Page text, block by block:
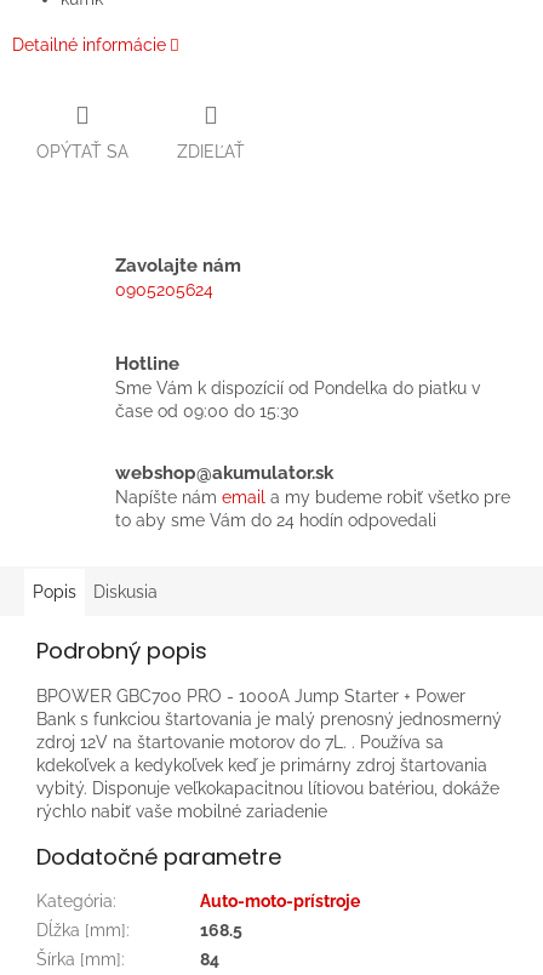
Detailné informácie
OPÝTAŤ SA ZDIEĽAŤ
Zavolajte nám
0905205624
Hotline
Sme Vám k dispozícií od Pondelka do piatku v
čase od 09:00 do 15:30
webshop@akumulator.sk
Napíšte nám email a my budeme robiť všetko pre
to aby sme Vám do 24 hodín odpovedali
Popis Diskusia
Podrobný popis
BPOWER GBC700 PRO - 1000A Jump Starter + Power
Bank s funkciou štartovania je malý prenosný jednosmerný
zdroj 12V na štartovanie motorov do 7L. . Používa sa
kdekoľvek a kedykoľvek keď je primárny zdroj štartovania
vybitý. Disponuje veľkokapacitnou lítiovou batériou, dokáže
rýchlo nabiť vaše mobilné zariadenie
Dodatočné parametre
Kategória:
Auto-moto-prístroje
Dĺžka [mm]:
168.5
Šírka [mm]:
84